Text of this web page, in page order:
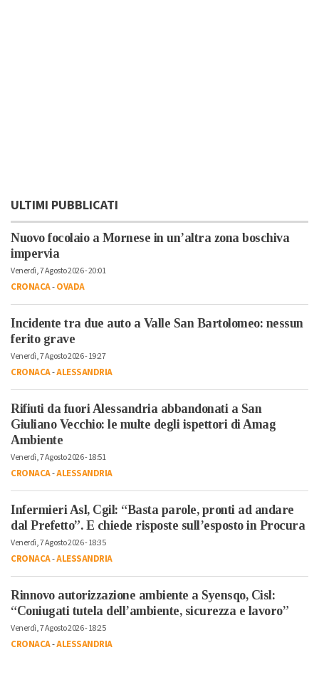
ULTIMI PUBBLICATI
Nuovo focolaio a Mornese in un’altra zona boschiva
impervia
Venerdì, 7 Agosto 2026 - 20:01
CRONACA-OVADA
Incidente tra due auto a Valle San Bartolomeo: nessun
ferito grave
Venerdì, 7 Agosto 2026 - 19:27
CRONACA-ALESSANDRIA
Rifiuti da fuori Alessandria abbandonati a San
Giuliano Vecchio: le multe degli ispettori di Amag
Ambiente
Venerdì, 7 Agosto 2026 - 18:51
CRONACA-ALESSANDRIA
Infermieri Asl, Cgil: “Basta parole, pronti ad andare
dal Prefetto”. E chiede risposte sull’esposto in Procura
Venerdì, 7 Agosto 2026 - 18:35
CRONACA-ALESSANDRIA
Rinnovo autorizzazione ambiente a Syensqo, Cisl:
“Coniugati tutela dell’ambiente, sicurezza e lavoro”
Venerdì, 7 Agosto 2026 - 18:25
CRONACA-ALESSANDRIA